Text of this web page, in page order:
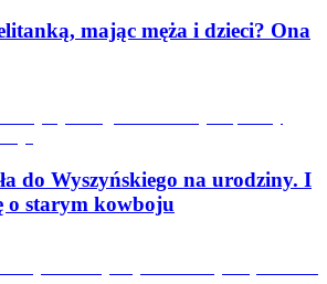
mając męża i dzieci? Ona
do Wyszyńskiego na urodziny. I
o starym kowboju